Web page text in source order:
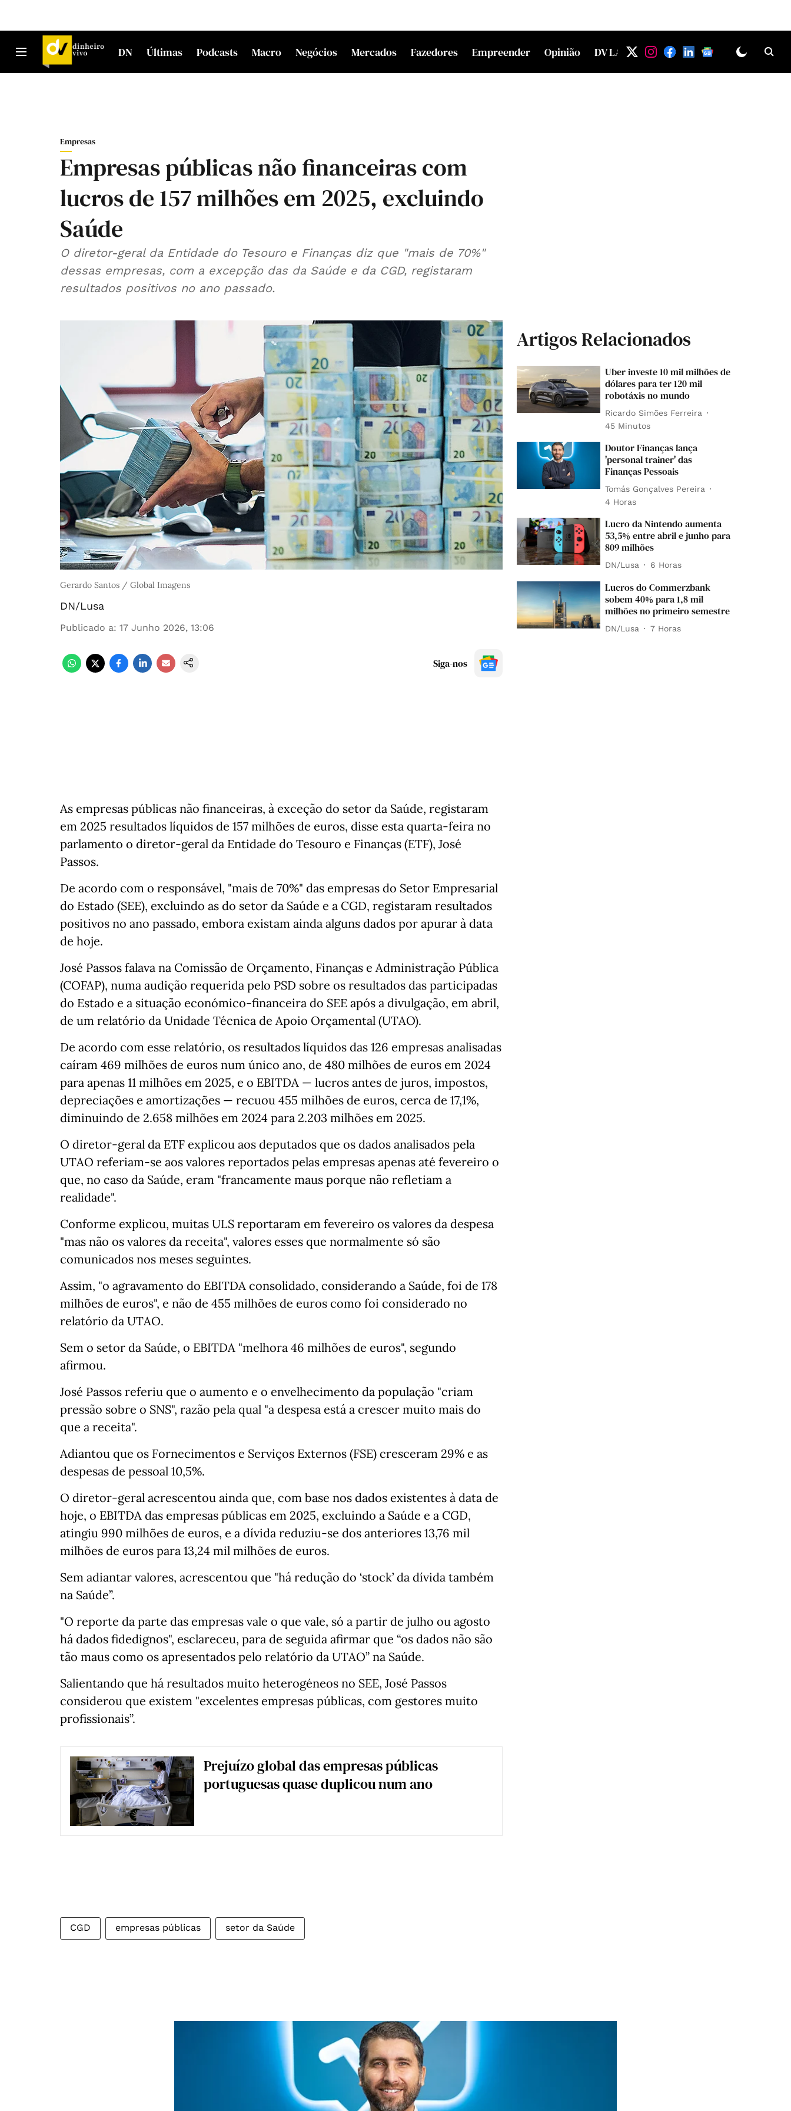
DN Últimas Podcasts Macro Negócios Mercados Fazedores Empreender Opinião DV LAB
Empresas
Empresas públicas não financeiras com
lucros de 157 milhões em 2025, excluindo
Saúde
O diretor-geral da Entidade do Tesouro e Finanças diz que "mais de 70%"
dessas empresas, com a excepção das da Saúde e da CGD, registaram
resultados positivos no ano passado.
Gerardo Santos / Global Imagens
DN/Lusa
Publicado a: 17 Junho 2026, 13:06
Siga-nos
As empresas públicas não financeiras, à exceção do setor da Saúde, registaram
em 2025 resultados líquidos de 157 milhões de euros, disse esta quarta-feira no
parlamento o diretor-geral da Entidade do Tesouro e Finanças (ETF), José
Passos.
De acordo com o responsável, "mais de 70%" das empresas do Setor Empresarial
do Estado (SEE), excluindo as do setor da Saúde e a CGD, registaram resultados
positivos no ano passado, embora existam ainda alguns dados por apurar à data
de hoje.
José Passos falava na Comissão de Orçamento, Finanças e Administração Pública
(COFAP), numa audição requerida pelo PSD sobre os resultados das participadas
do Estado e a situação económico-financeira do SEE após a divulgação, em abril,
de um relatório da Unidade Técnica de Apoio Orçamental (UTAO).
De acordo com esse relatório, os resultados líquidos das 126 empresas analisadas
caíram 469 milhões de euros num único ano, de 480 milhões de euros em 2024
para apenas 11 milhões em 2025, e o EBITDA — lucros antes de juros, impostos,
depreciações e amortizações — recuou 455 milhões de euros, cerca de 17,1%,
diminuindo de 2.658 milhões em 2024 para 2.203 milhões em 2025.
O diretor-geral da ETF explicou aos deputados que os dados analisados pela
UTAO referiam-se aos valores reportados pelas empresas apenas até fevereiro o
que, no caso da Saúde, eram "francamente maus porque não refletiam a
realidade".
Conforme explicou, muitas ULS reportaram em fevereiro os valores da despesa
"mas não os valores da receita", valores esses que normalmente só são
comunicados nos meses seguintes.
Assim, "o agravamento do EBITDA consolidado, considerando a Saúde, foi de 178
milhões de euros", e não de 455 milhões de euros como foi considerado no
relatório da UTAO.
Sem o setor da Saúde, o EBITDA "melhora 46 milhões de euros", segundo
afirmou.
José Passos referiu que o aumento e o envelhecimento da população "criam
pressão sobre o SNS", razão pela qual "a despesa está a crescer muito mais do
que a receita".
Adiantou que os Fornecimentos e Serviços Externos (FSE) cresceram 29% e as
despesas de pessoal 10,5%.
O diretor-geral acrescentou ainda que, com base nos dados existentes à data de
hoje, o EBITDA das empresas públicas em 2025, excluindo a Saúde e a CGD,
atingiu 990 milhões de euros, e a dívida reduziu-se dos anteriores 13,76 mil
milhões de euros para 13,24 mil milhões de euros.
Sem adiantar valores, acrescentou que "há redução do ‘stock’ da dívida também
na Saúde”.
"O reporte da parte das empresas vale o que vale, só a partir de julho ou agosto
há dados fidedignos", esclareceu, para de seguida afirmar que “os dados não são
tão maus como os apresentados pelo relatório da UTAO” na Saúde.
Salientando que há resultados muito heterogéneos no SEE, José Passos
considerou que existem "excelentes empresas públicas, com gestores muito
profissionais”.
Prejuízo global das empresas públicas
portuguesas quase duplicou num ano
CGD empresas públicas setor da Saúde
Artigos Relacionados
Uber investe 10 mil milhões de
dólares para ter 120 mil
robotáxis no mundo
Ricardo Simões Ferreira
45 Minutos
Doutor Finanças lança
'personal trainer' das
Finanças Pessoais
Tomás Gonçalves Pereira
4 Horas
Lucro da Nintendo aumenta
53,5% entre abril e junho para
809 milhões
DN/Lusa 6 Horas
Lucros do Commerzbank
sobem 40% para 1,8 mil
milhões no primeiro semestre
DN/Lusa 7 Horas